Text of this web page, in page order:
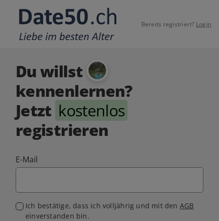
Bereits registriert? Login
Du willst
kennenlernen?
Jetzt kostenlos
registrieren
E-Mail
Ich bestätige, dass ich volljährig und mit den AGB
einverstanden bin.